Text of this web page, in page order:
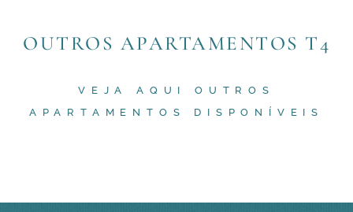
OUTROS APARTAMENTOS T4
VEJA AQUI OUTROS
APARTAMENTOS DISPONÍVEIS